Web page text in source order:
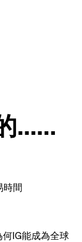
...…
時間
IG能成為全球